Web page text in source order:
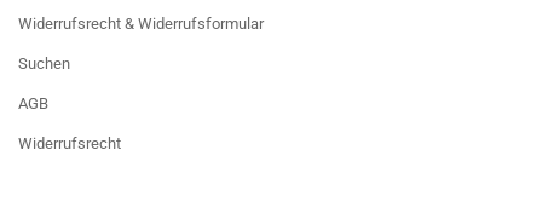
Widerrufsrecht & Widerrufsformular
Suchen
AGB
Widerrufsrecht